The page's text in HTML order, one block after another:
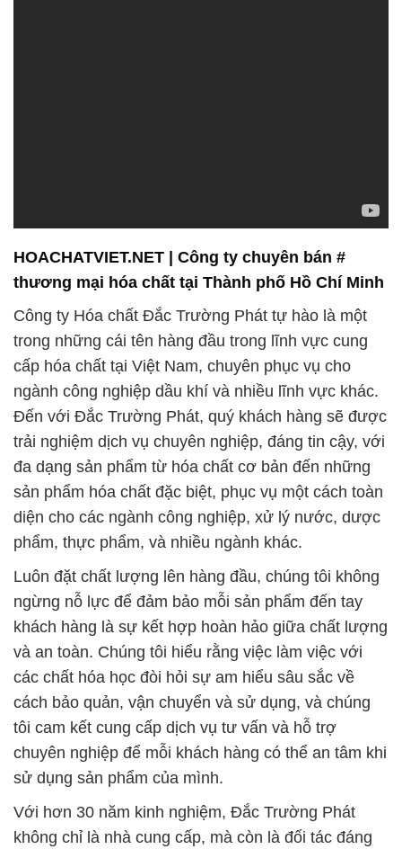
HOACHATVIET.NET | Công ty chuyên bán #
thương mại hóa chất tại Thành phố Hồ Chí Minh
Công ty Hóa chất Đắc Trường Phát tự hào là một
trong những cái tên hàng đầu trong lĩnh vực cung
cấp hóa chất tại Việt Nam, chuyên phục vụ cho
ngành công nghiệp dầu khí và nhiều lĩnh vực khác.
Đến với Đắc Trường Phát, quý khách hàng sẽ được
trải nghiệm dịch vụ chuyên nghiệp, đáng tin cậy, với
đa dạng sản phẩm từ hóa chất cơ bản đến những
sản phẩm hóa chất đặc biệt, phục vụ một cách toàn
diện cho các ngành công nghiệp, xử lý nước, dược
phẩm, thực phẩm, và nhiều ngành khác.
Luôn đặt chất lượng lên hàng đầu, chúng tôi không
ngừng nỗ lực để đảm bảo mỗi sản phẩm đến tay
khách hàng là sự kết hợp hoàn hảo giữa chất lượng
và an toàn. Chúng tôi hiểu rằng việc làm việc với
các chất hóa học đòi hỏi sự am hiểu sâu sắc về
cách bảo quản, vận chuyển và sử dụng, và chúng
tôi cam kết cung cấp dịch vụ tư vấn và hỗ trợ
chuyên nghiệp để mỗi khách hàng có thể an tâm khi
sử dụng sản phẩm của mình.
Với hơn 30 năm kinh nghiệm, Đắc Trường Phát
không chỉ là nhà cung cấp, mà còn là đối tác đáng